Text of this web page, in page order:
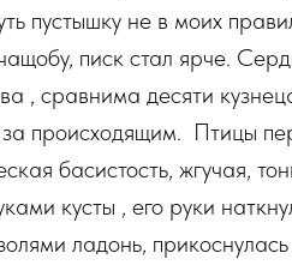
пустышку не в моих
писк стал ярче.
, сравнима десяти
происходящим. Птицы
басистость, жгучая,
кусты , его руки
ладонь,